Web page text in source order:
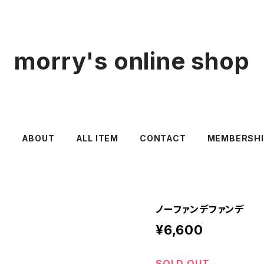
morry's online shop
ABOUT ALL ITEM CONTACT
ノーファンデファンデ
¥6,600